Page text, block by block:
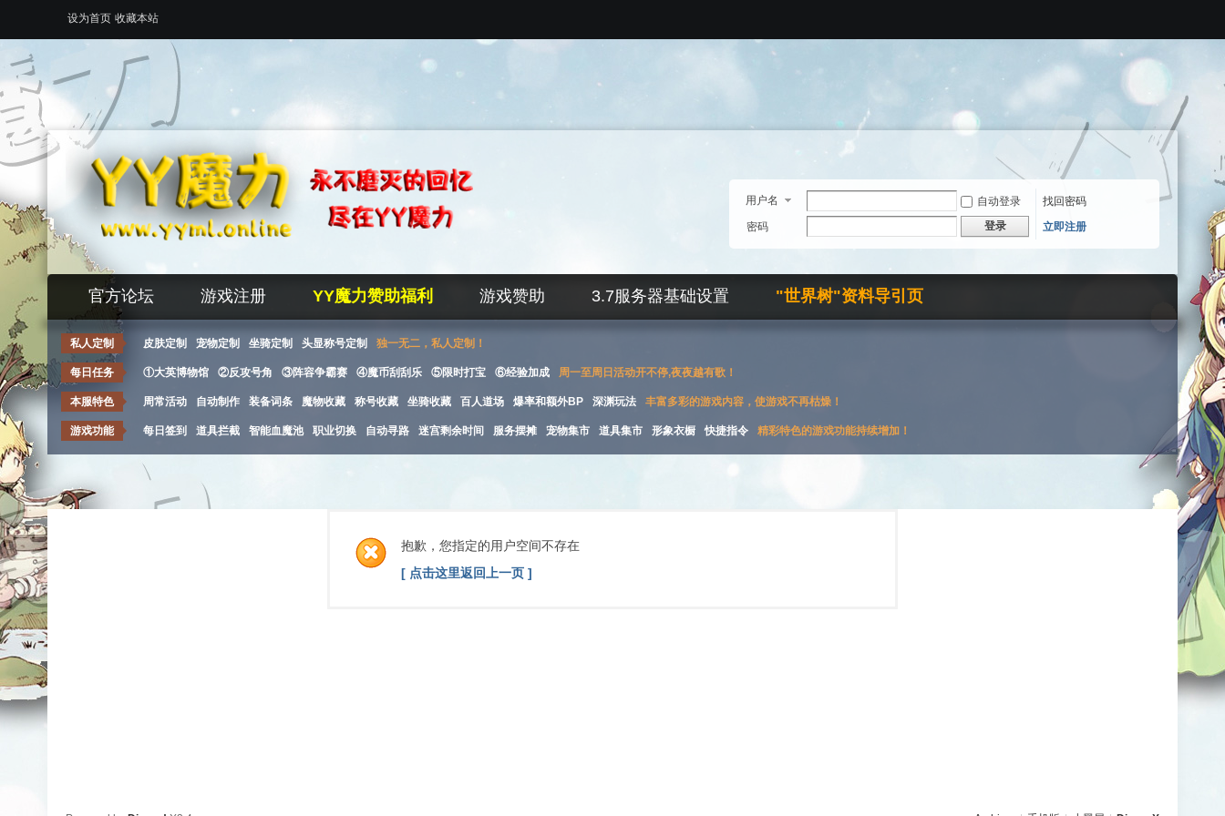
设为首页 收藏本站
用户名 自动登录
找回密码
密码
登录 立即注册
官方论坛 游戏注册 YY魔力赞助福利 游戏赞助 3.7服务器基础设置 "世界树"资料导引页
私人定制 皮肤定制 宠物定制 坐骑定制 头显称号定制 独一无二，私人定制！
每日任务 ①大英博物馆 ②反攻号角 ③阵容争霸赛 ④魔币刮刮乐 ⑤限时打宝 ⑥经验加成 周一至周日活动开不停,夜夜越有歌！
本服特色 周常活动 自动制作 装备词条 魔物收藏 称号收藏 坐骑收藏 百人道场 爆率和额外BP 深渊玩法 丰富多彩的游戏内容，使游戏不再枯燥！
游戏功能 每日签到 道具拦截 智能血魔池 职业切换 自动寻路 迷宫剩余时间 服务摆摊 宠物集市 道具集市 形象衣橱 快捷指令 精彩特色的游戏功能持续增加！
抱歉，您指定的用户空间不存在
[ 点击这里返回上一页 ]